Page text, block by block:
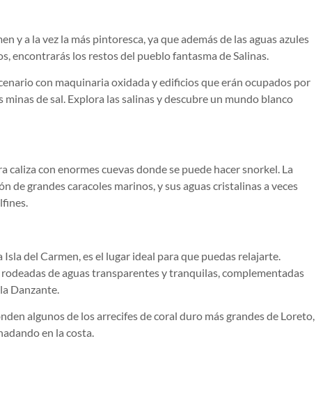
y a la vez la más pintoresca, ya que además de las aguas azules
encontrarás los restos del pueblo fantasma de Salinas.
con maquinaria oxidada y edificios que erán ocupados por
de sal. Explora las salinas y descubre un mundo blanco
caliza con enormes cuevas donde se puede hacer snorkel. La
de grandes caracoles marinos, y sus aguas cristalinas a veces
Isla del Carmen, es el lugar ideal para que puedas relajarte.
de aguas transparentes y tranquilas, complementadas
Danzante.
algunos de los arrecifes de coral duro más grandes de Loreto,
en la costa.